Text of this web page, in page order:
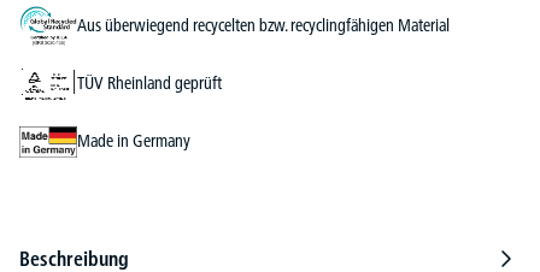
Aus überwiegend recycelten bzw. recyclingfähigen Material
TÜV Rheinland geprüft
Made in Germany
Beschreibung